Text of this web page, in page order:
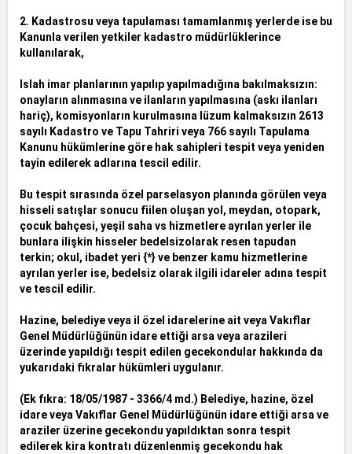
2. Kadastrosu veya tapulaması tamamlanmış yerlerde ise bu
Kanunla verilen yetkiler kadastro müdürlüklerince
kullanılarak,
Islah imar planlarının yapılıp yapılmadığına bakılmaksızın:
onayların alınmasına ve ilanların yapılmasına (askı ilanları
hariç), komisyonların kurulmasına lüzum kalmaksızın 2613
sayılı Kadastro ve Tapu Tahriri veya 766 sayılı Tapulama
Kanunu hükümlerine göre hak sahipleri tespit veya yeniden
tayin edilerek adlarına tescil edilir.
Bu tespit sırasında özel parselasyon planında görülen veya
hisseli satışlar sonucu fiilen oluşan yol, meydan, otopark,
çocuk bahçesi, yeşil saha vs hizmetlere ayrılan yerler ile
bunlara ilişkin hisseler bedelsizolarak resen tapudan
terkin; okul, ibadet yeri {*} ve benzer kamu hizmetlerine
ayrılan yerler ise, bedelsiz olarak ilgili idareler adına tespit
ve tescil edilir.
Hazine, belediye veya il özel idarelerine ait veya Vakıflar
Genel Müdürlüğünün idare ettiği arsa veya arazileri
üzerinde yapıldığı tespit edilen gecekondular hakkında da
yukarıdaki fıkralar hükümleri uygulanır.
(Ek fıkra: 18/05/1987 - 3366/4 md.) Belediye, hazine, özel
idare veya Vakıflar Genel Müdürlüğünün idare ettiği arsa ve
araziler üzerine gecekondu yapıldıktan sonra tespit
edilerek kira kontratı düzenlenmiş gecekondu hak